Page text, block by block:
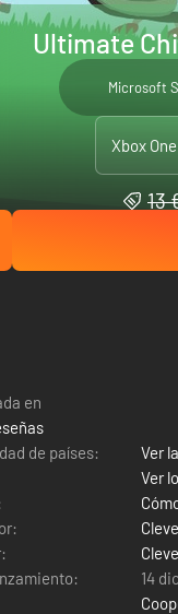
Ultimate
Microsoft
13
en
de países:
Ver
Ver
14